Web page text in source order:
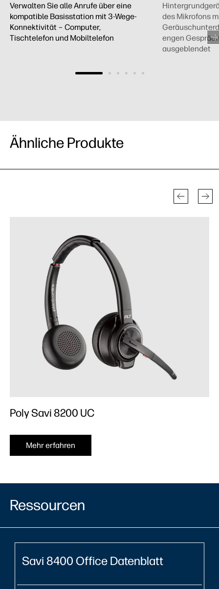
Verwalten Sie alle Anrufe über eine
kompatible Basisstation mit 3-Wege-
Konnektivität – Computer,
Tischtelefon und Mobiltelefon
des Mikrofons
engen
ausgeblendet
Ähnliche Produkte
Poly Savi 8200 UC
Mehr erfahren
Ressourcen
Savi 8400 Office Datenblatt